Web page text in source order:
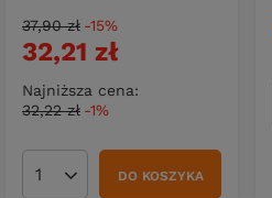
32,21 zł
Najniższa cena:
32,22 zł -1%
37,90 zł -15%
Ilość produktówDO KOSZYKA